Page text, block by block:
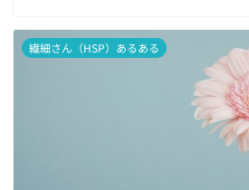
繊細さん（HSP）あるある